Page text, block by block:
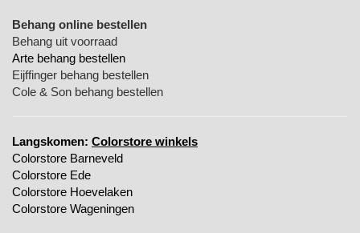
Behang online bestellen
Behang uit voorraad
Arte behang bestellen
Eijffinger behang bestellen
Cole & Son behang bestellen
Langskomen: Colorstore winkels
Colorstore Barneveld
Colorstore Ede
Colorstore Hoevelaken
Colorstore Wageningen